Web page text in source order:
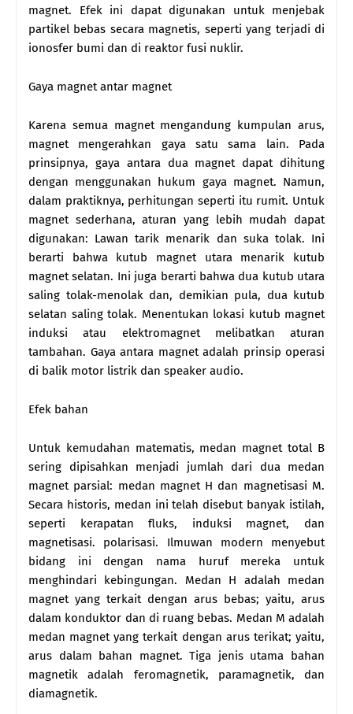
magnet. Efek ini dapat digunakan untuk menjebak
partikel bebas secara magnetis, seperti yang terjadi di
ionosfer bumi dan di reaktor fusi nuklir.
Gaya magnet antar magnet
Karena semua magnet mengandung kumpulan arus,
magnet mengerahkan gaya satu sama lain. Pada
prinsipnya, gaya antara dua magnet dapat dihitung
dengan menggunakan hukum gaya magnet. Namun,
dalam praktiknya, perhitungan seperti itu rumit. Untuk
magnet sederhana, aturan yang lebih mudah dapat
digunakan: Lawan tarik menarik dan suka tolak. Ini
berarti bahwa kutub magnet utara menarik kutub
magnet selatan. Ini juga berarti bahwa dua kutub utara
saling tolak-menolak dan, demikian pula, dua kutub
selatan saling tolak. Menentukan lokasi kutub magnet
induksi atau elektromagnet melibatkan aturan
tambahan. Gaya antara magnet adalah prinsip operasi
di balik motor listrik dan speaker audio.
Efek bahan
Untuk kemudahan matematis, medan magnet total B
sering dipisahkan menjadi jumlah dari dua medan
magnet parsial: medan magnet H dan magnetisasi M.
Secara historis, medan ini telah disebut banyak istilah,
seperti kerapatan fluks, induksi magnet, dan
magnetisasi. polarisasi. Ilmuwan modern menyebut
bidang ini dengan nama huruf mereka untuk
menghindari kebingungan. Medan H adalah medan
magnet yang terkait dengan arus bebas; yaitu, arus
dalam konduktor dan di ruang bebas. Medan M adalah
medan magnet yang terkait dengan arus terikat; yaitu,
arus dalam bahan magnet. Tiga jenis utama bahan
magnetik adalah feromagnetik, paramagnetik, dan
diamagnetik.